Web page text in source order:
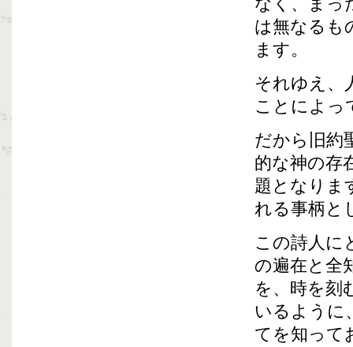
なく、まっ
は無なるも
ます。
それゆえ、
ことによっ
だから旧約
的な神の存
題となりま
れる事柄と
この詩人に
の遍在と全
を、時を刻
いるように
てを知って